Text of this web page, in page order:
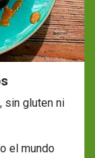
sin gluten ni
el mundo